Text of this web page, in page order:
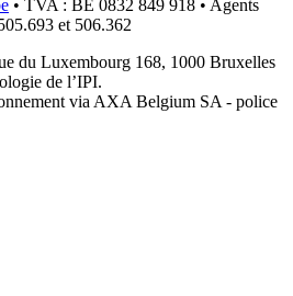
• TVA : BE 0832 849 918 • Agents
et 506.362
du Luxembourg 168, 1000 Bruxelles
de l’IPI.
via AXA Belgium SA - police